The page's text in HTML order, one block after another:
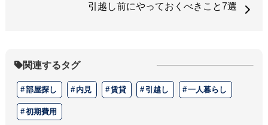
引越し前にやっておくべきこと7選
関連するタグ
部屋探し 内見 賃貸 引越し 一人暮らし
初期費用